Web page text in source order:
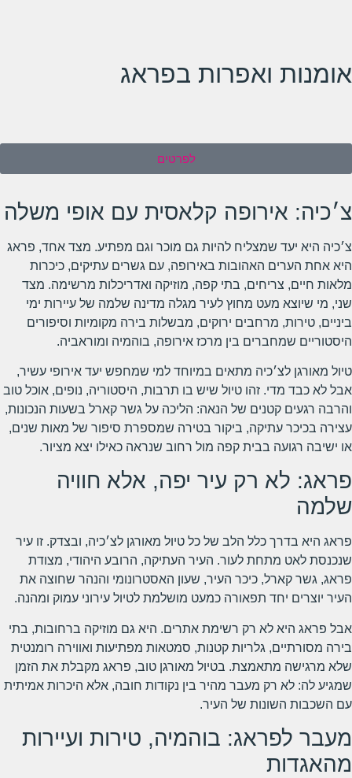
אומנות ואפרות בפראג
לפרטים
צ׳כיה: אירופה קלאסית עם אופי משלה
צ׳כיה היא יעד שמצליח להיות גם מוכר וגם מפתיע. מצד אחד, פראג
היא אחת הערים האהובות באירופה, עם גשרים עתיקים, כיכרות
מלאות חיים, צריחים, בתי קפה, מוזיקה ואדריכלות מרשימה. מצד
שני, מי שיוצא מעט מחוץ לעיר מגלה מדינה שלמה של עיירות ימי
ביניים, טירות, מרחבים ירוקים, מבשלות בירה מקומיות וסיפורים
היסטוריים שמחברים בין מרכז אירופה, בוהמיה ומוראביה.
טיול מאורגן לצ׳כיה מתאים במיוחד למי שמחפש יעד אירופי עשיר,
אבל לא כבד מדי. זהו טיול שיש בו תרבות, היסטוריה, נופים, אוכל טוב
והרבה רגעים קטנים של הנאה: הליכה על גשר קארל בשעות הנכונות,
עצירה בכיכר עתיקה, ביקור בטירה שמספרת סיפור של מאות שנים,
או ישיבה רגועה בבית קפה מול רחוב שנראה כאילו יצא מציור.
פראג: לא רק עיר יפה, אלא חוויה
שלמה
פראג היא בדרך כלל הלב של כל טיול מאורגן לצ׳כיה, ובצדק. זו עיר
שנכנסת לאט מתחת לעור. העיר העתיקה, הרובע היהודי, מצודת
פראג, גשר קארל, כיכר העיר, שעון האסטרונומי והנהר שחוצה את
העיר יוצרים יחד תפאורה כמעט מושלמת לטיול עירוני עמוק ומהנה.
אבל פראג היא לא רק רשימת אתרים. היא גם מוזיקה ברחובות, בתי
בירה מסורתיים, גלריות קטנות, סמטאות מפתיעות ואווירה רומנטית
שלא מרגישה מתאמצת. בטיול מאורגן טוב, פראג מקבלת את הזמן
שמגיע לה: לא רק מעבר מהיר בין נקודות חובה, אלא היכרות אמיתית
עם השכבות השונות של העיר.
מעבר לפראג: בוהמיה, טירות ועיירות
מהאגדות